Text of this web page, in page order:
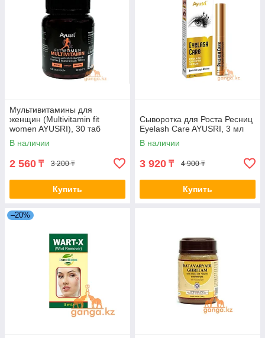
Мультивитамины для
женщин (Multivitamin fit
women AYUSRI), 30 таб
В наличии
2 560 ₸ 3 200 ₸
Купить
Сыворотка для Роста Ресниц
Eyelash Care AYUSRI, 3 мл
В наличии
3 920 ₸ 4 900 ₸
Купить
–20%